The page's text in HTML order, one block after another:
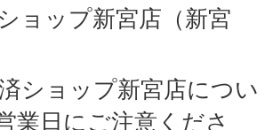
ョップ新宮店（新宮
ショップ新宮店につい
業日にご注意くださ